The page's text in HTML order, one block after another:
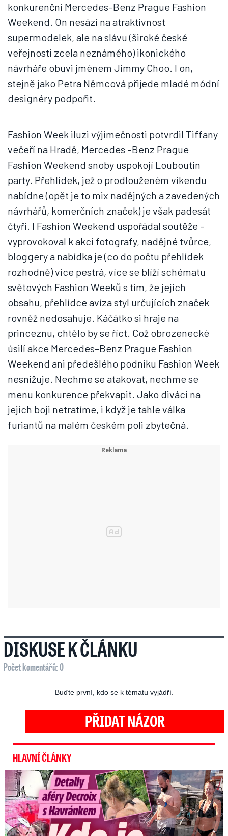
konkurenční Mercedes–Benz Prague Fashion
Weekend. On nesází na atraktivnost
supermodelek, ale na slávu (široké české
veřejnosti zcela neznámého) ikonického
návrháře obuvi jménem Jimmy Choo. I on,
stejně jako Petra Němcová přijede mladé módní
designéry podpořit.
Fashion Week iluzi výjimečnosti potvrdil Tiffany
večeří na Hradě, Mercedes –Benz Prague
Fashion Weekend snoby uspokojí Louboutin
party. Přehlídek, jež o prodlouženém víkendu
nabídne (opět je to mix nadějných a zavedených
návrhářů, komerčních značek) je však padesát
čtyři. I Fashion Weekend uspořádal soutěže –
vyprovokoval k akci fotografy, nadějné tvůrce,
bloggery a nabídka je (co do počtu přehlídek
rozhodně) více pestrá, více se blíží schématu
světových Fashion Weeků s tím, že jejich
obsahu, přehlídce avíza styl určujících značek
rovněž nedosahuje. Káčátko si hraje na
princeznu, chtělo by se říct. Což obrozenecké
úsilí akce Mercedes–Benz Prague Fashion
Weekend ani předešlého podniku Fashion Week
nesnižuje. Nechme se atakovat, nechme se
menu konkurence překvapit. Jako diváci na
jejich boji netratíme, i když je tahle válka
furiantů na malém českém poli zbytečná.
DISKUSE K ČLÁNKU
Počet komentářů: 0
Buďte první, kdo se k tématu vyjádří.
PŘIDAT NÁZOR
HLAVNÍ ČLÁNKY
Detaily aféry Decroix s Havránkem: Kdo je tady královna?